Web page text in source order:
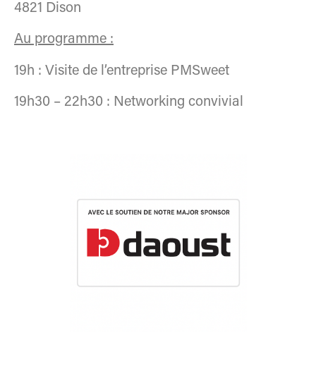
4821 Dison
Au programme :
19h : Visite de l’entreprise PMSweet
19h30 – 22h30 : Networking convivial